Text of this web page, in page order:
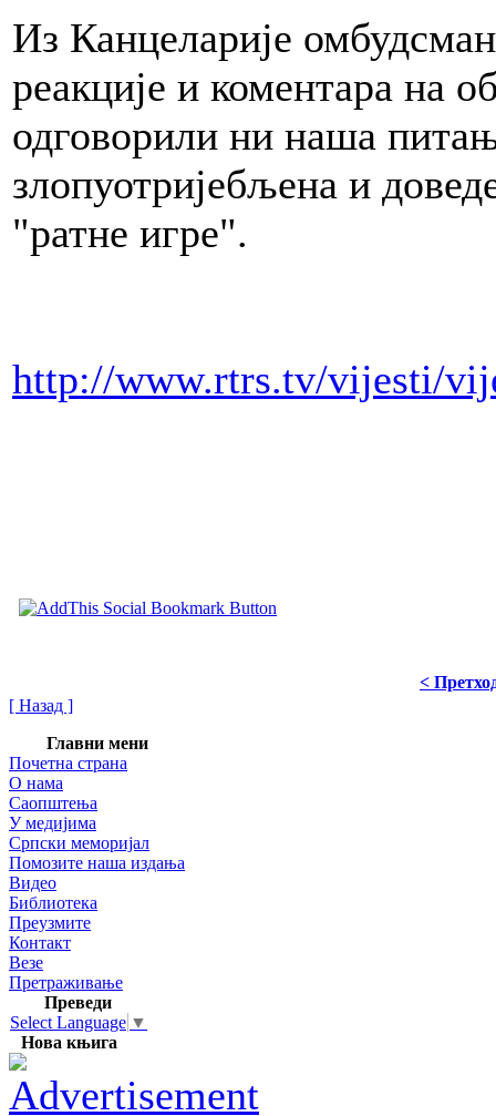
Из Канцеларије
реакције и коментара на
одговорили ни наша
злопуотријебљена и
"ратне игре".
http://www.rtrs.tv/vijesti/
<
[ Назад ]
Главни мени
Почетна страна
О нама
Саопштења
У медијима
Српски меморијал
Помозите наша издања
Видео
Библиотека
Преузмите
Контакт
Везе
Претраживање
Преведи
Select Language ▼
Нова књига